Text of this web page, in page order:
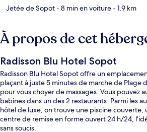
Jetée de Sopot- 8 min en voiture- 1.9 km
À propos de cet
Radisson Blu Hotel Sopot
Radisson Blu Hotel Sopot offre un
plaçant à juste 5 minutes de marche de Plage
pour vous choyer de massages. Vous pouvez
babines dans un des 2 restaurants. Parmi les
hôtel de luxe, on trouve une piscine couverte,
centre de remise en forme ouvert 24 h/24,
sans soucis.